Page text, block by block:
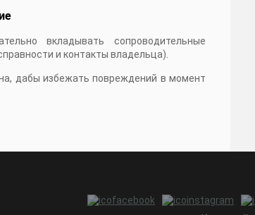
вкладывать сопроводительные
и контакты владельца).
дабы избежать повреждений в момент